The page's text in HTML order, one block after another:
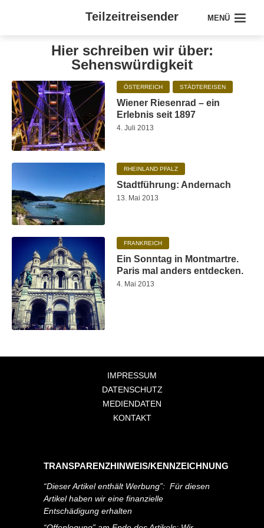
Teilzeitreisender MENÜ
Hier schreiben wir über:
Sehenswürdigkeit
ÖSTERREICH STÄDTEREISEN
Wiener Riesenrad – ein
Erlebnis seit 1897
4. Juli 2013
RHEINLAND PFALZ
Stadtführung: Andernach
13. Mai 2013
FRANKREICH
Ein Sonntag in Montmartre.
Paris mal anders entdecken.
4. Mai 2013
IMPRESSUM
DATENSCHUTZ
MEDIENDATEN
KONTAKT
TRANSPARENZHINWEIS/KENNZEICHNUNG
“Dieser Artikel enthält Werbung”: Für diesen
Artikel haben wir eine finanzielle
Entschädigung erhalten